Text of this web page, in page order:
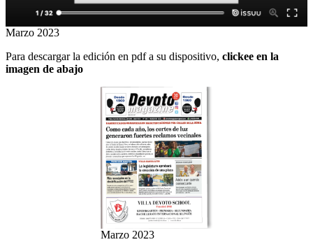
Marzo 2023
Para descargar la edición en pdf a su dispositivo, clickee en la
imagen de abajo
Marzo 2023